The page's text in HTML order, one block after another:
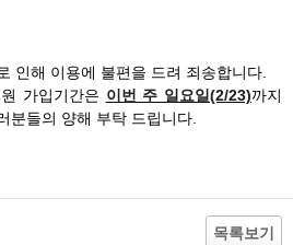
인해 이용에 불편을 드려 죄송합니다.
가입기간은 이번 주 일요일(2/23)까지
분들의 양해 부탁 드립니다.
목록보기